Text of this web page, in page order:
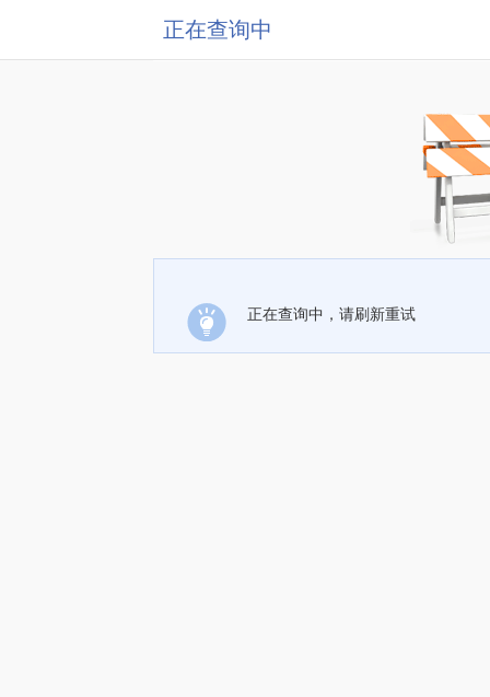
正在查询中
正在查询中，请刷新重试